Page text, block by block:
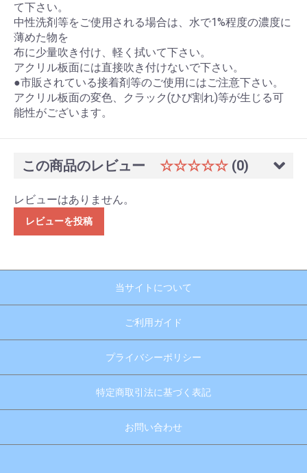
て下さい。
中性洗剤等をご使用される場合は、水で1%程度の濃度に
薄めた物を
布に少量吹き付け、軽く拭いて下さい。
アクリル板面には直接吹き付けないで下さい。
●市販されている接着剤等のご使用にはご注意下さい。
アクリル板面の変色、クラック(ひび割れ)等が生じる可
能性がございます。
この商品のレビュー ☆☆☆☆☆ (0)
レビューはありません。
レビューを投稿
当サイトについて
ご利用ガイド
プライバシーポリシー
特定商取引法に基づく表記
お問い合わせ